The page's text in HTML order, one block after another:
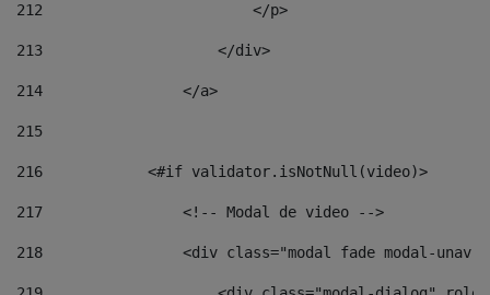
212
                        </p>
213
                    </div>
214
                </a>
215
216
            <#if validator.isNotNull(video)>
217
                <!-- Modal de video -->
218
<div class="modal fade modal-